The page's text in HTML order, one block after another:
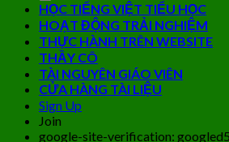
HỌC TIẾNG VIỆT TIỂU HỌC
HOẠT ĐỘNG TRẢI NGHIỆM
THỰC HÀNH TRÊN WEBSITE
THẦY CÔ
TÀI NGUYÊN GIÁO VIÊN
CỬA HÀNG TÀI LIỆU
Sign Up
Join
google-site-verification: